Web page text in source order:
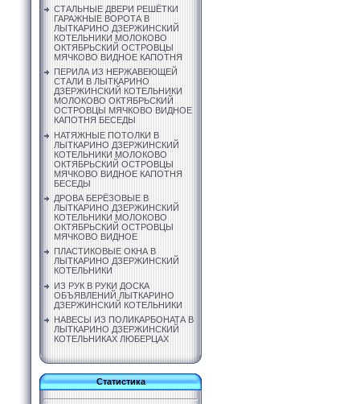
СТАЛЬНЫЕ ДВЕРИ РЕШЁТКИ
ГАРАЖНЫЕ ВОРОТА В
ЛЫТКАРИНО ДЗЕРЖИНСКИЙ
КОТЕЛЬНИКИ МОЛОКОВО
ОКТЯБРЬСКИЙ ОСТРОВЦЫ
МЯЧКОВО ВИДНОЕ КАПОТНЯ
ПЕРИЛА ИЗ НЕРЖАВЕЮЩЕЙ
СТАЛИ В ЛЫТКАРИНО
ДЗЕРЖИНСКИЙ КОТЕЛЬНИКИ
МОЛОКОВО ОКТЯБРЬСКИЙ
ОСТРОВЦЫ МЯЧКОВО ВИДНОЕ
КАПОТНЯ БЕСЕДЫ
НАТЯЖНЫЕ ПОТОЛКИ В
ЛЫТКАРИНО ДЗЕРЖИНСКИЙ
КОТЕЛЬНИКИ МОЛОКОВО
ОКТЯБРЬСКИЙ ОСТРОВЦЫ
МЯЧКОВО ВИДНОЕ КАПОТНЯ
БЕСЕДЫ
ДРОВА БЕРЁЗОВЫЕ В
ЛЫТКАРИНО ДЗЕРЖИНСКИЙ
КОТЕЛЬНИКИ МОЛОКОВО
ОКТЯБРЬСКИЙ ОСТРОВЦЫ
МЯЧКОВО ВИДНОЕ
ПЛАСТИКОВЫЕ ОКНА В
ЛЫТКАРИНО ДЗЕРЖИНСКИЙ
КОТЕЛЬНИКИ
ИЗ РУК В РУКИ ДОСКА
ОБЪЯВЛЕНИЙ ЛЫТКАРИНО
ДЗЕРЖИНСКИЙ КОТЕЛЬНИКИ
НАВЕСЫ ИЗ ПОЛИКАРБОНАТА В
ЛЫТКАРИНО ДЗЕРЖИНСКИЙ
КОТЕЛЬНИКАХ ЛЮБЕРЦАХ
Статистика